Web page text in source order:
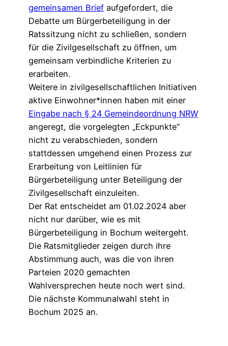
gemeinsamen Brief aufgefordert, die
Debatte um Bürgerbeteiligung in der
Ratssitzung nicht zu schließen, sondern
für die Zivilgesellschaft zu öffnen, um
gemeinsam verbindliche Kriterien zu
erarbeiten.
Weitere in zivilgesellschaftlichen Initiativen
aktive Einwohner*innen haben mit einer
Eingabe nach § 24 Gemeindeordnung NRW
angeregt, die vorgelegten „Eckpunkte“
nicht zu verabschieden, sondern
stattdessen umgehend einen Prozess zur
Erarbeitung von Leitlinien für
Bürgerbeteiligung unter Beteiligung der
Zivilgesellschaft einzuleiten.
Der Rat entscheidet am 01.02.2024 aber
nicht nur darüber, wie es mit
Bürgerbeteiligung in Bochum weitergeht.
Die Ratsmitglieder zeigen durch ihre
Abstimmung auch, was die von ihren
Parteien 2020 gemachten
Wahlversprechen heute noch wert sind.
Die nächste Kommunalwahl steht in
Bochum 2025 an.